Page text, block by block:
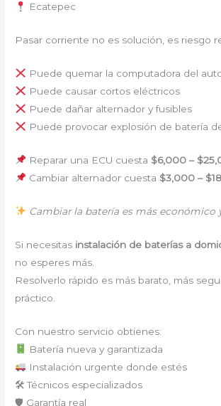
Ecatepec
Pasar corriente no es solución, es riesgo
Puede quemar la computadora del
Puede causar cortos eléctricos
Puede dañar alternador y fusibles
Puede provocar explosión de batería
Reparar una ECU cuesta $6,000 –
Cambiar alternador cuesta $3,000 –
Cambiar la batería es más económico
Si necesitas instalación de baterías a
no esperes más.
Resolverlo rápido es más barato, más
práctico.
Con nuestro servicio obtienes:
Batería nueva y garantizada
Instalación urgente donde estés
🛠 Técnicos especializados
🛡 Garantía real